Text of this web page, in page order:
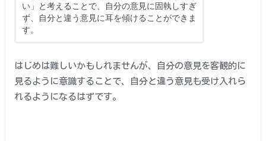
い」と考えることで、自分の意見に固執しすぎ
ず、自分と違う意見に耳を傾けることができま
す。
はじめは難しいかもしれませんが、自分の意見を客観的に
見るように意識することで、自分と違う意見も受け入れら
れるようになるはずです。